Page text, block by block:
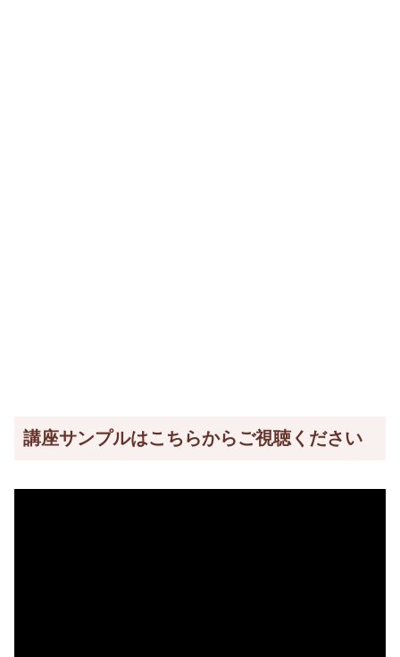
講座サンプルはこちらからご視聴ください